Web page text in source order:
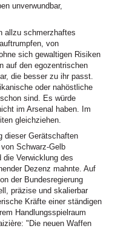
unverwundbar,
allzu schmerzhaftes
von
sich gewaltigen Risiken
auf den egozentrischen
die besser zu ihr passt.
oder nahöstliche
sind. Es würde
im Arsenal haben. Im
gleichziehen.
dieser Gerätschaften
Schwarz-Gelb
Verwicklung des
Dezenz mahnte. Auf
der Bundesregierung
präzise und skalierbar
Kräfte einer ständigen
Handlungsspielraum
"Die neuen Waffen